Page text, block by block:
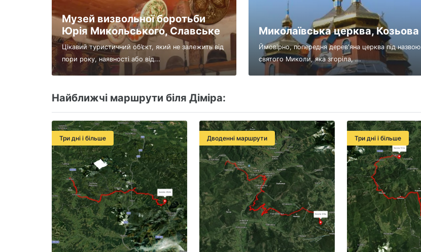
Музей визвольної боротьби
Юрія Микольського, Славське
Цікавий туристичний об’єкт, який не залежить від
пори року, наявності або від...
Миколаївська церква, Козьова
Ймовірно, попередня дерев'яна церква під назвою
святого Миколи, яка згоріла, ...
Найближчі маршрути біля Діміра:
Три дні і більше Дводенні маршрути Три дні і більше